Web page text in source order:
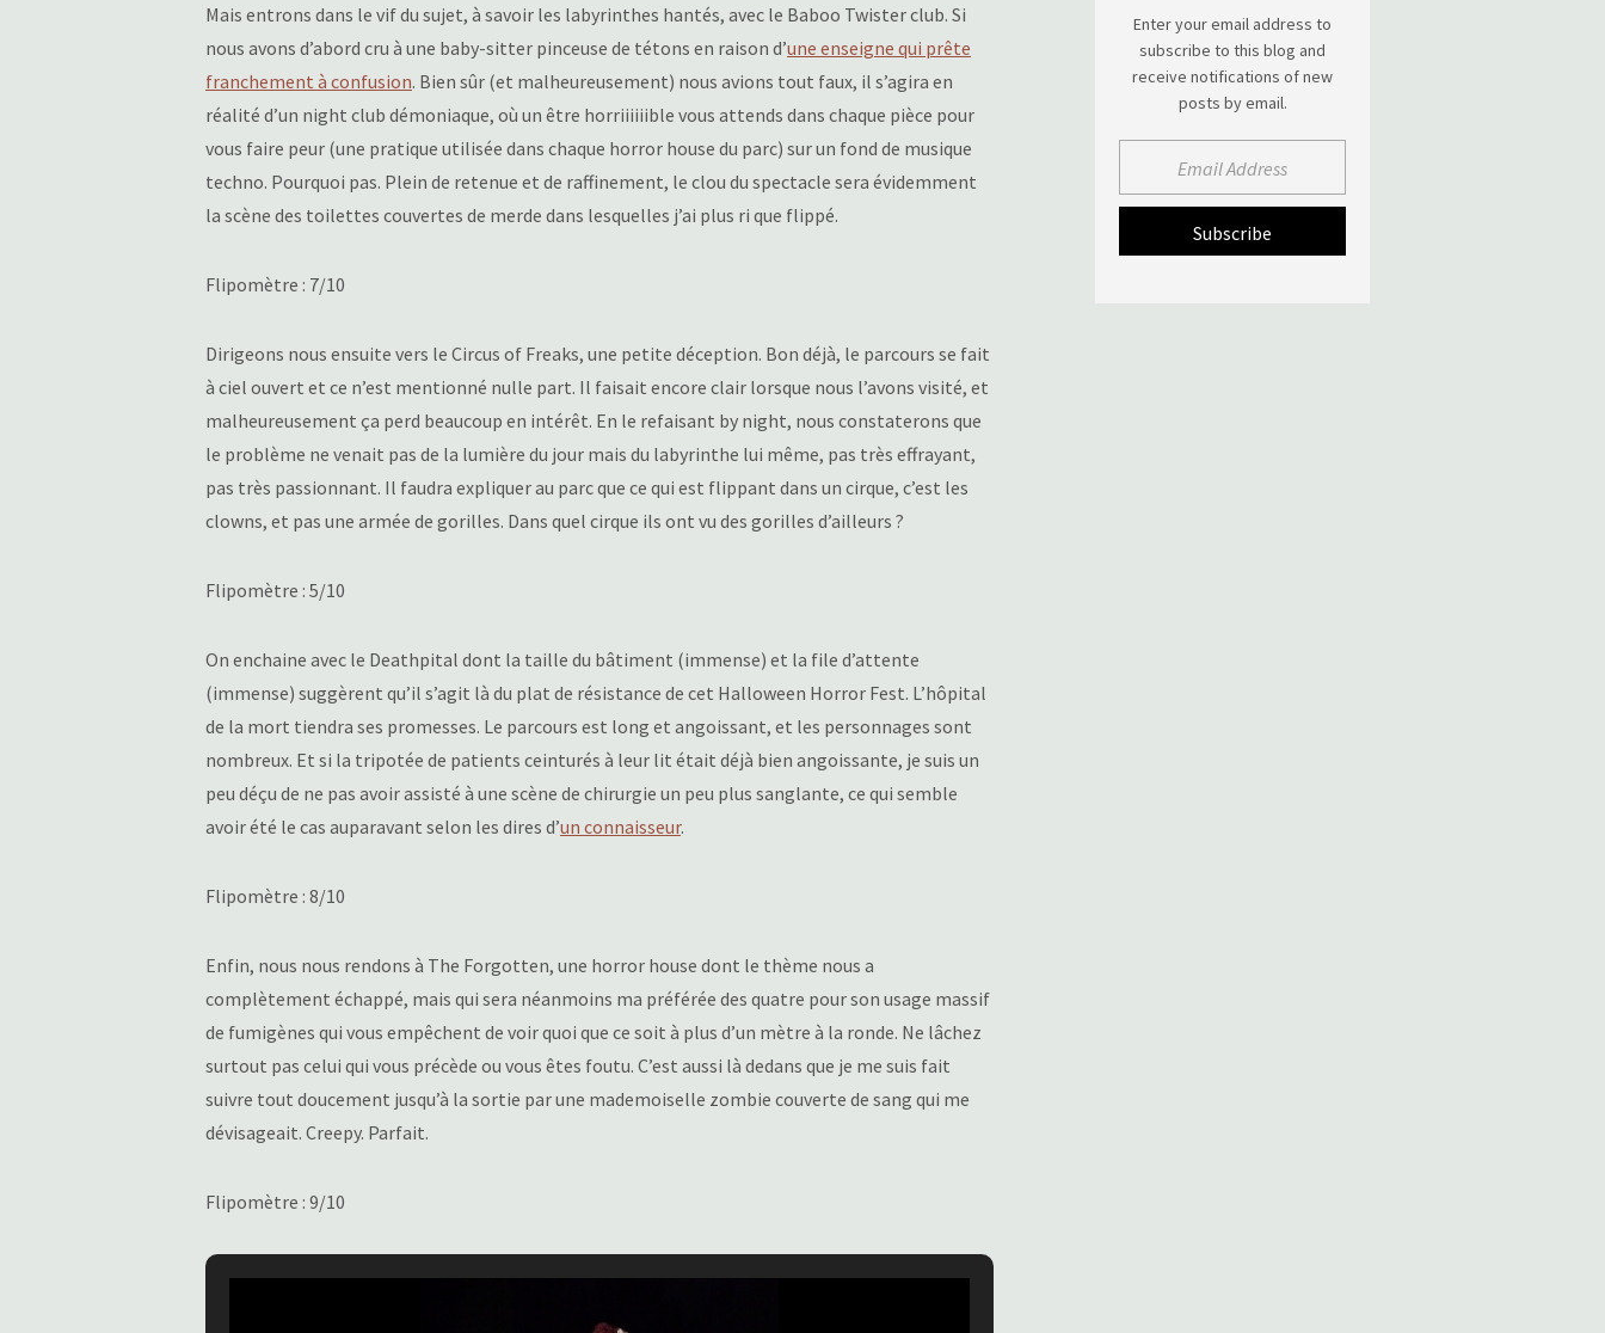
Mais entrons dans le vif du sujet, à savoir les labyrinthes hantés, avec le Baboo Twister club. Si
nous avons d’abord cru à une baby-sitter pinceuse de tétons en raison d’une enseigne qui prête
franchement à confusion. Bien sûr (et malheureusement) nous avions tout faux, il s’agira en
réalité d’un night club démoniaque, où un être horriiiiiible vous attends dans chaque pièce pour
vous faire peur (une pratique utilisée dans chaque horror house du parc) sur un fond de musique
techno. Pourquoi pas. Plein de retenue et de raffinement, le clou du spectacle sera évidemment
la scène des toilettes couvertes de merde dans lesquelles j’ai plus ri que flippé.
Flipomètre : 7/10
Dirigeons nous ensuite vers le Circus of Freaks, une petite déception. Bon déjà, le parcours se fait
à ciel ouvert et ce n’est mentionné nulle part. Il faisait encore clair lorsque nous l’avons visité, et
malheureusement ça perd beaucoup en intérêt. En le refaisant by night, nous constaterons que
le problème ne venait pas de la lumière du jour mais du labyrinthe lui même, pas très effrayant,
pas très passionnant. Il faudra expliquer au parc que ce qui est flippant dans un cirque, c’est les
clowns, et pas une armée de gorilles. Dans quel cirque ils ont vu des gorilles d’ailleurs ?
Flipomètre : 5/10
On enchaine avec le Deathpital dont la taille du bâtiment (immense) et la file d’attente
(immense) suggèrent qu’il s’agit là du plat de résistance de cet Halloween Horror Fest. L’hôpital
de la mort tiendra ses promesses. Le parcours est long et angoissant, et les personnages sont
nombreux. Et si la tripotée de patients ceinturés à leur lit était déjà bien angoissante, je suis un
peu déçu de ne pas avoir assisté à une scène de chirurgie un peu plus sanglante, ce qui semble
avoir été le cas auparavant selon les dires d’un connaisseur.
Flipomètre : 8/10
Enfin, nous nous rendons à The Forgotten, une horror house dont le thème nous a
complètement échappé, mais qui sera néanmoins ma préférée des quatre pour son usage massif
de fumigènes qui vous empêchent de voir quoi que ce soit à plus d’un mètre à la ronde. Ne lâchez
surtout pas celui qui vous précède ou vous êtes foutu. C’est aussi là dedans que je me suis fait
suivre tout doucement jusqu’à la sortie par une mademoiselle zombie couverte de sang qui me
dévisageait. Creepy. Parfait.
Flipomètre : 9/10
Enter your email address to
subscribe to this blog and
receive notifications of new
posts by email.